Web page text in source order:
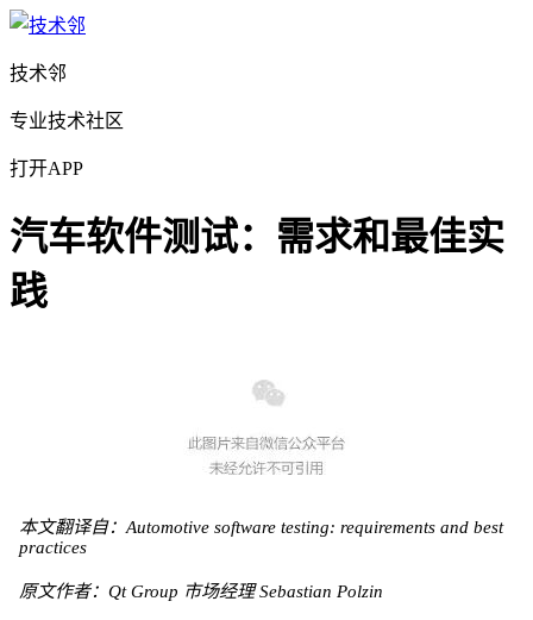
技术邻
专业技术社区
打开APP
汽车软件测试：需求和最佳实
践
本文翻译自：Automotive software testing: requirements and best
practices
原文作者：Qt Group 市场经理 Sebastian Polzin